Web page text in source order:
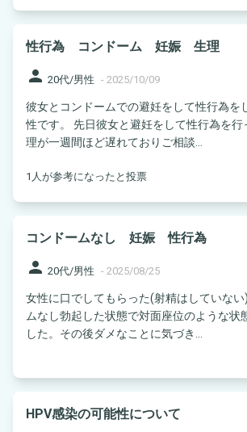
性行為 コンドーム 妊娠 生理
person 20代/男性 - 2025/10/09
彼女とコンドームでの避妊をして性行為を
性です。 先日彼女と避妊をして性行為を行ったのですが、生
理が一週間ほど遅れておりご相談...
1人が参考になったと投票
コンドームなし 妊娠 性行為
person 20代/男性 - 2025/08/25
女性に口でしてもらった(射精はしていな
ムなし勃起した状態で対面座位のような状
した。その後ダメなことに気づき...
HPV感染の可能性について